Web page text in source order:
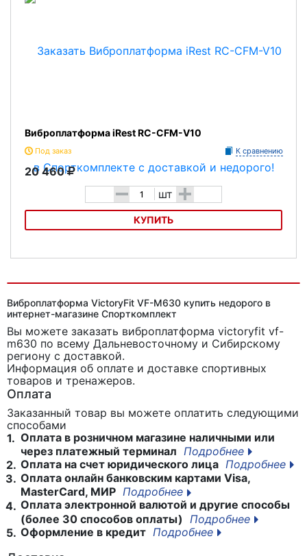
Виброплатформа iRest RC-CFM-V10
Под заказ К сравнению
20 460
- шт +
КУПИТЬ
Виброплатформа VictoryFit VF-M630 купить недорого в
интернет-магазине Спорткомплект
Вы можете заказать виброплатформа victoryfit vf-
m630 по всему Дальневосточному и Сибирскому
региону с доставкой.
Информация об оплате и доставке спортивных
товаров и тренажеров.
Оплата
Заказанный товар вы можете оплатить следующими
способами
1. Оплата в розничном магазине наличными или
через платежный терминал Подробнее
2. Оплата на счет юридического лица Подробнее
3. Оплата онлайн банковским картами Visa,
MasterCard, МИР Подробнее
4. Оплата электронной валютой и другие способы
(более 30 способов оплаты)
Подробнее
5. Оформление в кредит Подробнее